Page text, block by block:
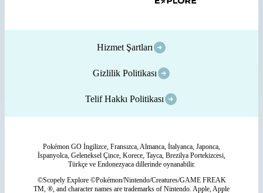
Hizmet Şartları
Gizlilik Politikası
Telif Hakkı Politikası
Pokémon GO İngilizce, Fransızca, Almanca, İtalyanca, Japonca,
İspanyolca, Geleneksel Çince, Korece, Tayca, Brezilya Portekizcesi,
Türkçe ve Endonezyaca dillerinde oynanabilir.
©Scopely Explore ©Pokémon/Nintendo/Creatures/GAME FREAK
TM, ®, and character names are trademarks of Nintendo. Apple, Apple